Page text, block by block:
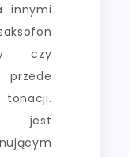
innymi
czy
jest